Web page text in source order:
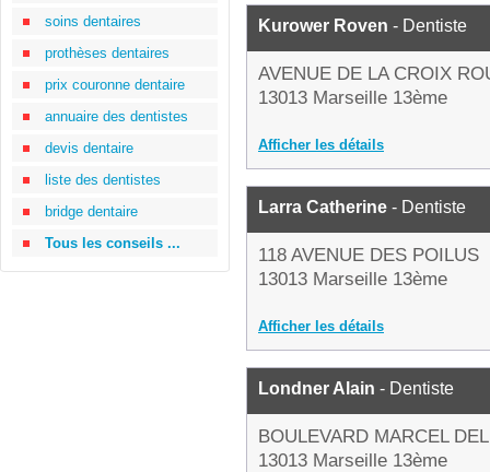
soins dentaires
prothèses dentaires
prix couronne dentaire
annuaire des dentistes
devis dentaire
liste des dentistes
bridge dentaire
Tous les conseils ...
Kurower Roven - Dentiste
AVENUE DE LA CROIX
13013 Marseille 13ème
Afficher les détails
Larra Catherine - Dentiste
118 AVENUE DES POILUS
13013 Marseille 13ème
Afficher les détails
Londner Alain - Dentiste
BOULEVARD MARCEL
13013 Marseille 13ème